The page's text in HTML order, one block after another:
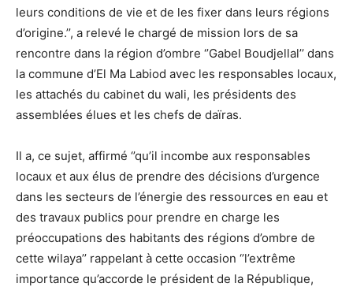
leurs conditions de vie et de les fixer dans leurs régions
d’origine.’’, a relevé le chargé de mission lors de sa
rencontre dans la région d’ombre ‘’Gabel Boudjellal’’ dans
la commune d’El Ma Labiod avec les responsables locaux,
les attachés du cabinet du wali, les présidents des
assemblées élues et les chefs de daïras.
Il a, ce sujet, affirmé ‘’qu’il incombe aux responsables
locaux et aux élus de prendre des décisions d’urgence
dans les secteurs de l’énergie des ressources en eau et
des travaux publics pour prendre en charge les
préoccupations des habitants des régions d’ombre de
cette wilaya’’ rappelant à cette occasion ‘’l’extrême
importance qu’accorde le président de la République,